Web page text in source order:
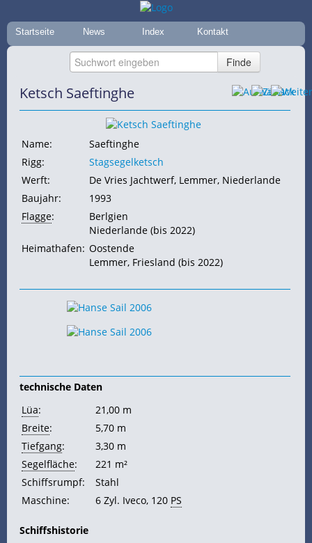
Startseite News Index Kontakt
Ketsch Saeftinghe
Name:
Saeftinghe
Rigg:
Stagsegelketsch
Werft:
De Vries Jachtwerf, Lemmer, Niederlande
Baujahr:
1993
Flagge:
Berlgien
Niederlande (bis 2022)
Heimathafen: Oostende
Lemmer, Friesland (bis 2022)
technische Daten
Lüa:
21,00 m
Breite:
5,70 m
Tiefgang:
3,30 m
Segelfläche:
221 m²
Schiffsrumpf:
Stahl
Maschine:
6 Zyl. Iveco, 120 PS
Schiffshistorie